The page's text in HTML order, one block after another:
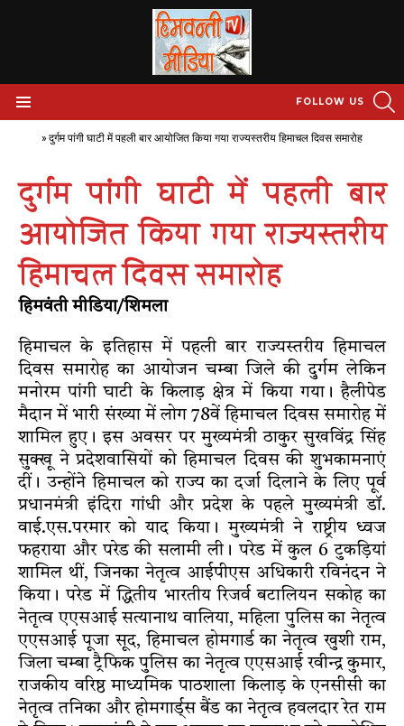
FOLLOW US
» दुर्गम पांगी घाटी में पहली बार आयोजित किया गया राज्यस्तरीय हिमाचल दिवस समारोह
दुर्गम पांगी घाटी में पहली बार
आयोजित किया गया राज्यस्तरीय
हिमाचल दिवस समारोह
हिमवंती मीडिया/शिमला
हिमाचल के इतिहास में पहली बार राज्यस्तरीय हिमाचल
दिवस समारोह का आयोजन चम्बा जिले की दुर्गम लेकिन
मनोरम पांगी घाटी के किलाड़ क्षेत्र में किया गया। हैलीपेड
मैदान में भारी संख्या में लोग 78वें हिमाचल दिवस समारोह में
शामिल हुए। इस अवसर पर मुख्यमंत्री ठाकुर सुखविंद्र सिंह
सुक्खू ने प्रदेशवासियों को हिमाचल दिवस की शुभकामनाएं
दीं। उन्होंने हिमाचल को राज्य का दर्जा दिलाने के लिए पूर्व
प्रधानमंत्री इंदिरा गांधी और प्रदेश के पहले मुख्यमंत्री डॉ.
वाई.एस.परमार को याद किया। मुख्यमंत्री ने राष्ट्रीय ध्वज
फहराया और परेड की सलामी ली। परेड में कुल 6 टुकड़ियां
शामिल थीं, जिनका नेतृत्व आईपीएस अधिकारी रविनंदन ने
किया। परेड में द्धितीय भारतीय रिजर्व बटालियन सकोह का
नेतृत्व एएसआई सत्यानाथ वालिया, महिला पुलिस का नेतृत्व
एएसआई पूजा सूद, हिमाचल होमगार्ड का नेतृत्व खुशी राम,
जिला चम्बा ट्रैफिक पुलिस का नेतृत्व एएसआई रवीन्द्र कुमार,
राजकीय वरिष्ठ माध्यमिक पाठशाला किलाड़ के एनसीसी का
नेतृत्व तनिका और होमगार्ड्स बैंड का नेतृत्व हवलदार रेत राम